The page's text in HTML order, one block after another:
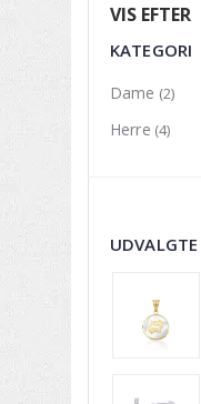
VIS EFTER
KATEGORI
Dame (2)
Herre (4)
UDVALGTE